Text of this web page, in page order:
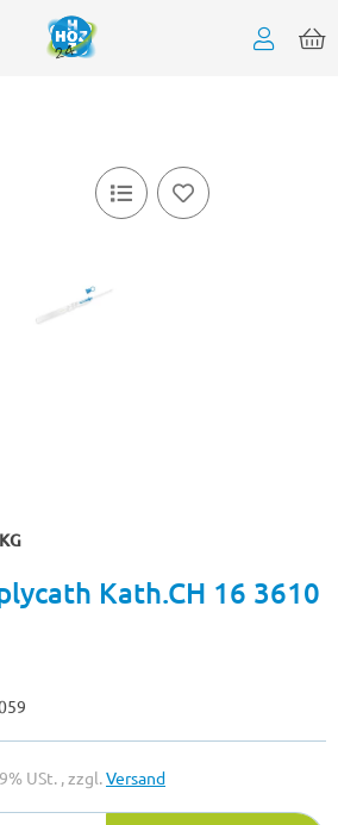
Kath.CH 16 3610
USt. , zzgl.Versand